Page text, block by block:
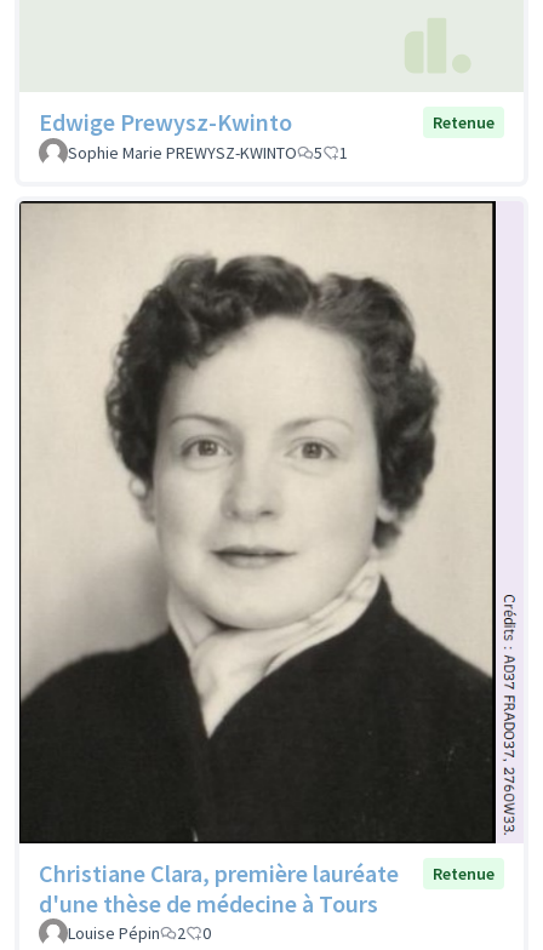
Edwige Prewysz-Kwinto
Retenue
Sophie Marie PREWYSZ-KWINTO
5 1
Christiane Clara, première lauréate
d'une thèse de médecine à Tours
Retenue
Louise Pépin 2 0